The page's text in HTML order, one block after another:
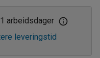
arbeidsdager
leveringstid